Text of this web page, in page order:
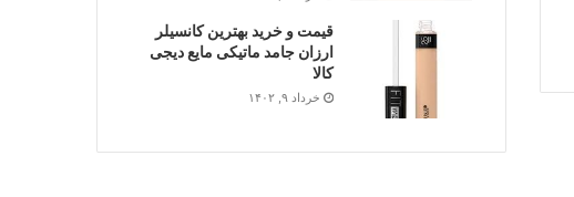
قیمت و خرید بهترین کانسیلر
ارزان جامد ماتیکی مایع دیجی
کالا
خرداد ۹, ۱۴۰۲